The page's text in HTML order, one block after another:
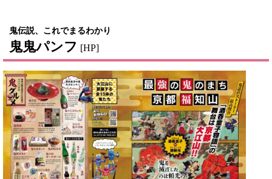
鬼伝説、これでまるわかり
鬼鬼パンフ [HP]